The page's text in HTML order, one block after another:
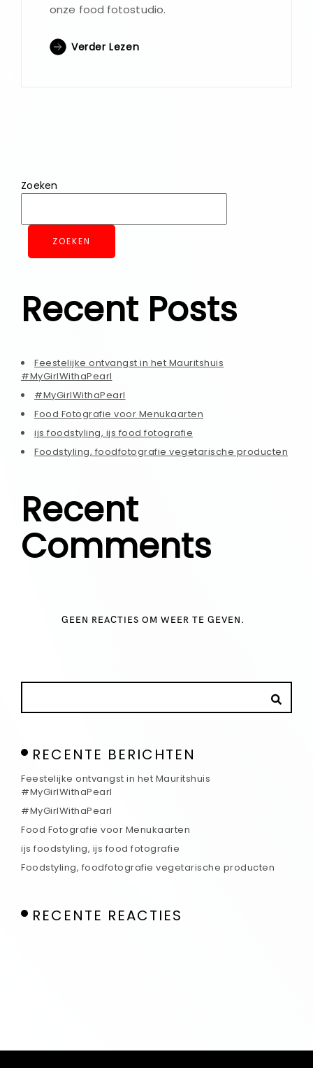
onze food fotostudio.
Verder Lezen
Zoeken
ZOEKEN
Recent Posts
Feestelijke ontvangst in het Mauritshuis
#MyGirlWithaPearl
#MyGirlWithaPearl
Food Fotografie voor Menukaarten
ijs foodstyling, ijs food fotografie
Foodstyling, foodfotografie vegetarische producten
Recent
Comments
GEEN REACTIES OM WEER TE GEVEN.
RECENTE BERICHTEN
Feestelijke ontvangst in het Mauritshuis
#MyGirlWithaPearl
#MyGirlWithaPearl
Food Fotografie voor Menukaarten
ijs foodstyling, ijs food fotografie
Foodstyling, foodfotografie vegetarische producten
RECENTE REACTIES